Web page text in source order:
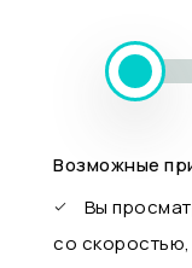
Возможные
Вы
со